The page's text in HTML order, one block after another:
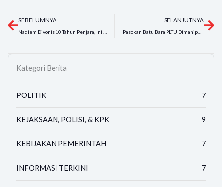
SEBELUMNYA SELANJUTNYA
Kategori Berita
POLITIK 7
KEJAKSAAN, POLISI, & KPK 9
KEBIJAKAN PEMERINTAH 7
INFORMASI TERKINI 7